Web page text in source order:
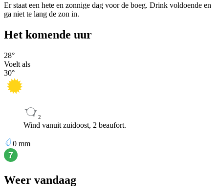
Er staat een hete en zonnige dag voor de boeg. Drink voldoende en
ga niet te lang de zon in.
Het komende uur
28°
Voelt als
30°
2
Wind vanuit zuidoost, 2 beaufort.
0 mm
Weer vandaag